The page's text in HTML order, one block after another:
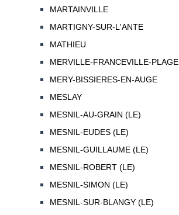
MARTAINVILLE
MARTIGNY-SUR-L'ANTE
MATHIEU
MERVILLE-FRANCEVILLE-PLAGE
MERY-BISSIERES-EN-AUGE
MESLAY
MESNIL-AU-GRAIN (LE)
MESNIL-EUDES (LE)
MESNIL-GUILLAUME (LE)
MESNIL-ROBERT (LE)
MESNIL-SIMON (LE)
MESNIL-SUR-BLANGY (LE)